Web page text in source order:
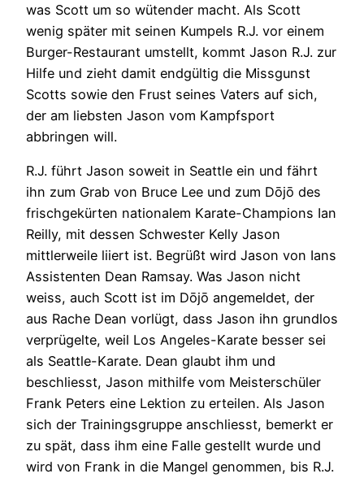
was Scott um so wütender macht. Als Scott
wenig später mit seinen Kumpels R.J. vor einem
Burger-Restaurant umstellt, kommt Jason R.J. zur
Hilfe und zieht damit endgültig die Missgunst
Scotts sowie den Frust seines Vaters auf sich,
der am liebsten Jason vom Kampfsport
abbringen will.
R.J. führt Jason soweit in Seattle ein und fährt
ihn zum Grab von Bruce Lee und zum Dōjō des
frischgekürten nationalem Karate-Champions Ian
Reilly, mit dessen Schwester Kelly Jason
mittlerweile liiert ist. Begrüßt wird Jason von Ians
Assistenten Dean Ramsay. Was Jason nicht
weiss, auch Scott ist im Dōjō angemeldet, der
aus Rache Dean vorlügt, dass Jason ihn grundlos
verprügelte, weil Los Angeles-Karate besser sei
als Seattle-Karate. Dean glaubt ihm und
beschliesst, Jason mithilfe vom Meisterschüler
Frank Peters eine Lektion zu erteilen. Als Jason
sich der Trainingsgruppe anschliesst, bemerkt er
zu spät, dass ihm eine Falle gestellt wurde und
wird von Frank in die Mangel genommen, bis R.J.